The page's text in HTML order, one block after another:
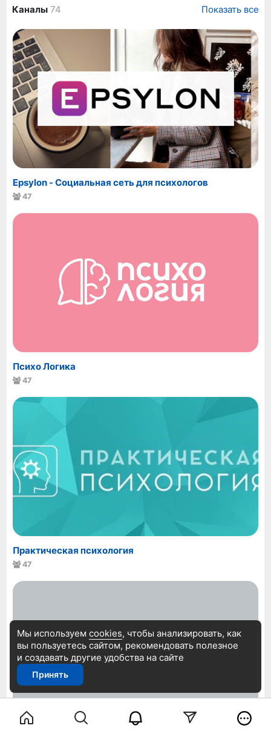
Показать все
Каналы 74
Epsylon - Социальная сеть для психологов
47
Психо Логика
47
Практическая психология
47
Мы используем cookies, чтобы анализировать, как
вы пользуетесь сайтом, рекомендовать полезное
и создавать другие удобства на сайте
Принять